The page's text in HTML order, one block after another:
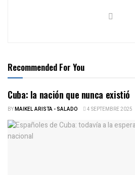
Recommended For You
Cuba: la nación que nunca existió
BYMAIKEL ARISTA - SALADO 4 SEPTEMBRE 2025